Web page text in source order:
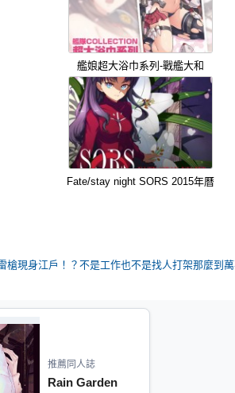
艦娘超大浴巾系列-戰艦大和
Fate/stay night SORS 2015年曆
推薦同人誌
Rain Garden